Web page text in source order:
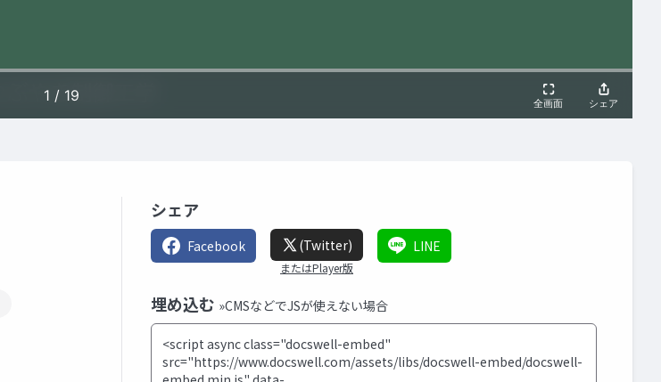
シェア
Facebook (Twitter)
またはPlayer版
LINE
埋め込む »CMSなどでJSが使えない場合